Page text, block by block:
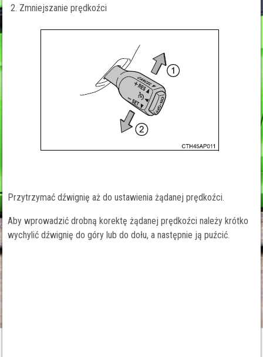
Zmniejszanie prędkoźci
Przytrzymać dźwignię aż do ustawienia żądanej prędkoźci.
Aby wprowadzić drobną korektę żądanej prędkoźci należy krótko
wychylić dźwignię do góry lub do dołu, a następnie ją puźcić.